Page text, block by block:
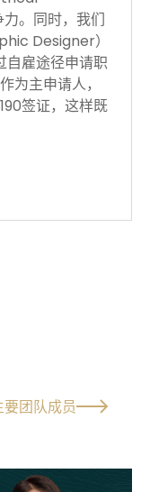
。同时，我们
Designer）
自雇途径申请职
为主申请人，
签证，这样既
要团队成员